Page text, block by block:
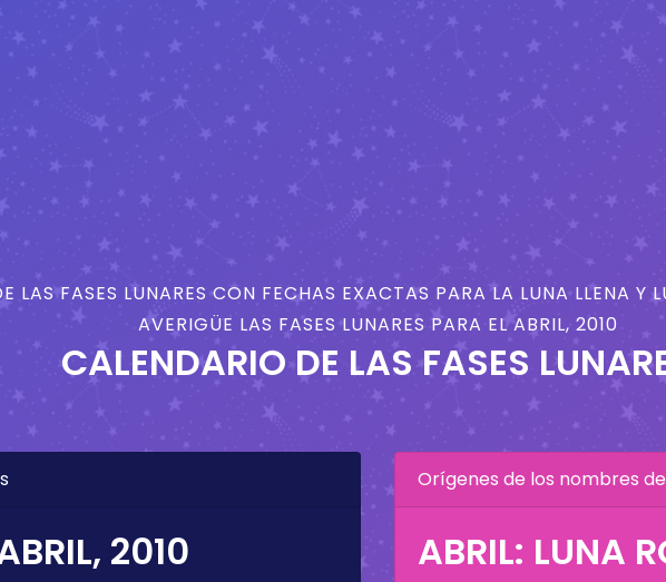
LAS FASES LUNARES CON FECHAS EXACTAS PARA LA LUNA LLENA Y
AVERIGÜE LAS FASES LUNARES PARA EL ABRIL, 2010
CALENDARIO DE LAS FASES
2010
Orígenes de los nombres
ABRIL: LUNA